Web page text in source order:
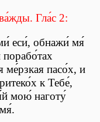
Гла́с 2:
еси́, обнажи́ мя́
порабо́тах
ме́рзкая пасо́х, и
к Тебе́,
мою́ наготу́